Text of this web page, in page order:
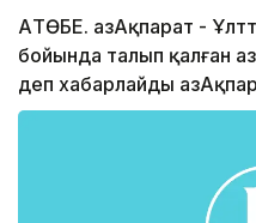
АҚТӨБЕ. ҚазАқпарат -
бойында талып қалған
деп хабарлайды